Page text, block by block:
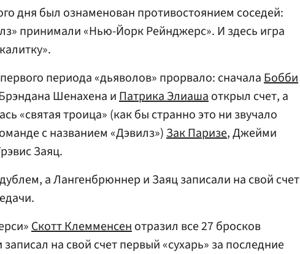
дня был ознаменован противостоянием соседей:
принимали «Нью-Йорк Рейнджерс». И здесь игра
периода «дьяволов» прорвало: сначалаБобби
Шенахена иПатрика Элиашаоткрыл счет, а
«святая троица» (как бы странно это ни звучало
с названием «Дэвилз»)Зак Паризе, Джейми
Заяц.
а Лангенбрюннер и Заяц записали на свой счет
Скотт Клемменсенотразил все 27 бросков
на свой счет первый «сухарь» за последние